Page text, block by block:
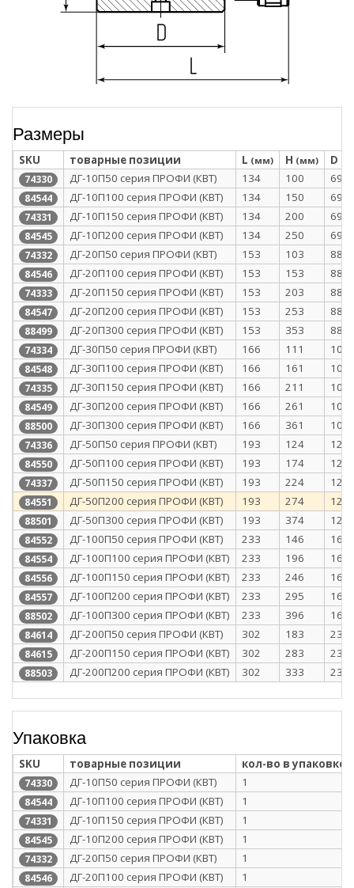
Размеры
SKU товарные позиции L (мм) H (мм) D
74330 ДГ-10П50 серия ПРОФИ (КВТ) 134 100 69
84544 ДГ-10П100 серия ПРОФИ (КВТ) 134 150 69
74331 ДГ-10П150 серия ПРОФИ (КВТ) 134 200 69
84545 ДГ-10П200 серия ПРОФИ (КВТ) 134 250 69
74332 ДГ-20П50 серия ПРОФИ (КВТ) 153 103 88
84546 ДГ-20П100 серия ПРОФИ (КВТ) 153 153 88
74333 ДГ-20П150 серия ПРОФИ (КВТ) 153 203 88
84547 ДГ-20П200 серия ПРОФИ (КВТ) 153 253 88
88499 ДГ-20П300 серия ПРОФИ (КВТ) 153 353 88
74334 ДГ-30П50 серия ПРОФИ (КВТ) 166 111 101
84548 ДГ-30П100 серия ПРОФИ (КВТ) 166 161 101
74335 ДГ-30П150 серия ПРОФИ (КВТ) 166 211 101
84549 ДГ-30П200 серия ПРОФИ (КВТ) 166 261 101
88500 ДГ-30П300 серия ПРОФИ (КВТ) 166 361 101
74336 ДГ-50П50 серия ПРОФИ (КВТ) 193 124 128
84550 ДГ-50П100 серия ПРОФИ (КВТ) 193 174 128
74337 ДГ-50П150 серия ПРОФИ (КВТ) 193 224 128
84551 ДГ-50П200 серия ПРОФИ (КВТ) 193 274 128
88501 ДГ-50П300 серия ПРОФИ (КВТ) 193 374 128
84552 ДГ-100П50 серия ПРОФИ (КВТ) 233 146 168
84554 ДГ-100П100 серия ПРОФИ (КВТ) 233 196 168
84556 ДГ-100П150 серия ПРОФИ (КВТ) 233 246 168
84557 ДГ-100П200 серия ПРОФИ (КВТ) 233 295 168
88502 ДГ-100П300 серия ПРОФИ (КВТ) 233 396 168
84614 ДГ-200П50 серия ПРОФИ (КВТ) 302 183 237
84615 ДГ-200П150 серия ПРОФИ (КВТ) 302 283 237
88503 ДГ-200П200 серия ПРОФИ (КВТ) 302 333 237
Упаковка
SKU товарные позиции кол-во в упаковке
74330 ДГ-10П50 серия ПРОФИ (КВТ) 1
84544 ДГ-10П100 серия ПРОФИ (КВТ) 1
74331 ДГ-10П150 серия ПРОФИ (КВТ) 1
84545 ДГ-10П200 серия ПРОФИ (КВТ) 1
74332 ДГ-20П50 серия ПРОФИ (КВТ) 1
84546 ДГ-20П100 серия ПРОФИ (КВТ) 1